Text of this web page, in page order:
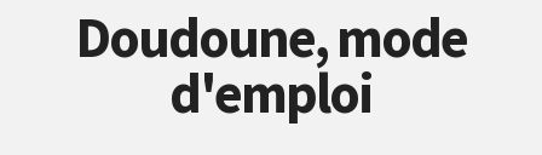
Doudoune, mode
d'emploi